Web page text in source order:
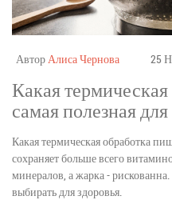
АвторАлиса Чернова 25
Какая
самая полезная
Какая термическая обработка
сохраняет больше всего
минералов, а жарка -
выбирать для здоровья.